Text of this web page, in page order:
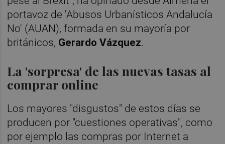
portavoz de 'Abusos Urbanísticos Andalucía
No' (AUAN), formada en su mayoría por
británicos, Gerardo Vázquez.
La 'sorpresa' de las nuevas tasas al
comprar online
Los mayores "disgustos" de estos días se
producen por "cuestiones operativas", como
por ejemplo las compras por Internet a